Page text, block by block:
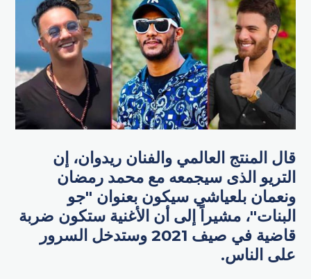
قال المنتج العالمي والفنان ريدوان، إن
التريو الذى سيجمعه مع محمد رمضان
ونعمان بلعياشي سيكون بعنوان "جو
البنات"، مشيراً إلى أن الأغنية ستكون ضربة
قاضية في صيف 2021 وستدخل السرور
على الناس.